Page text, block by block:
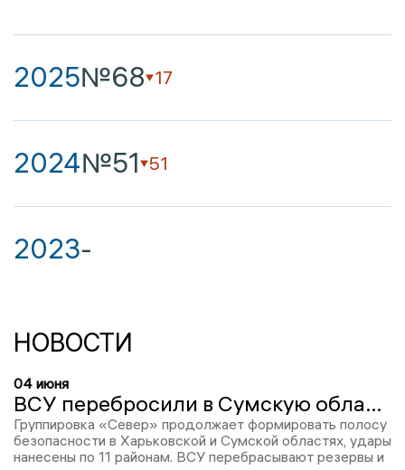
2025№68 17
2024№51 51
2023-
НОВОСТИ
04 июня
ВСУ перебросили в Сумскую область так называемые «полки смерти»
Группировка «Север» продолжает формировать полосу
безопасности в Харьковской и Сумской областях, удары
нанесены по 11 районам. ВСУ перебрасывают резервы и